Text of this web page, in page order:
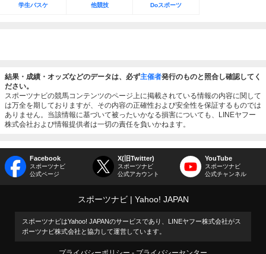
学生バスケ 他競技 Doスポーツ
結果・成績・オッズなどのデータは、必ず主催者発行のものと照合し確認してく
ださい。
スポーツナビの競馬コンテンツのページ上に掲載されている情報の内容に関して
は万全を期しておりますが、その内容の正確性および安全性を保証するものでは
ありません。当該情報に基づいて被ったいかなる損害についても、LINEヤフー
株式会社および情報提供者は一切の責任を負いかねます。
Facebook
スポーツナビ
公式ページ
X(旧Twitter)
スポーツナビ
公式アカウント
YouTube
スポーツナビ
公式チャンネル
スポーツナビ Yahoo! JAPAN
スポーツナビはYahoo! JAPANのサービスであり、LINEヤフー株式会社がス
ポーツナビ株式会社と協力して運営しています。